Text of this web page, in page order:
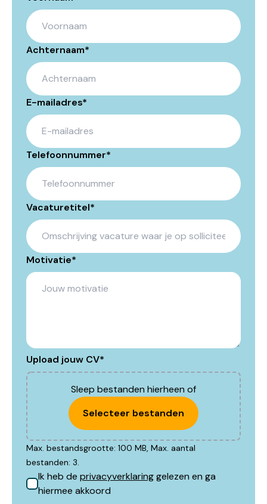
Achternaam*
E-mailadres*
Telefoonnummer*
Vacaturetitel*
Motivatie*
Upload jouw CV*
Sleep bestanden hierheen of
Selecteer bestanden
Max. bestandsgrootte: 100 MB, Max. aantal
bestanden: 3.
Ik heb de privacyverklaringgelezen en ga
hiermee akkoord